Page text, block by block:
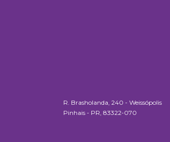
R. Brasholanda, 240 - Weissópolis
Pinhais - PR, 83322-070